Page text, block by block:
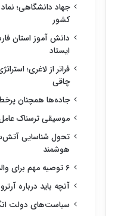
جهاد دانشگاهی؛
کشور
دانش آموز استان
ایستاد
فراتر از لاغری؛
چاقی
جاده‌ها همچنان
موسیقی ترسناک
تحول شناسایی
هوشمند
۶ توصیه مهم برای والدین پیش از بازگشایی مدارس
آنچه باید درباره
سیاست‌های دولت